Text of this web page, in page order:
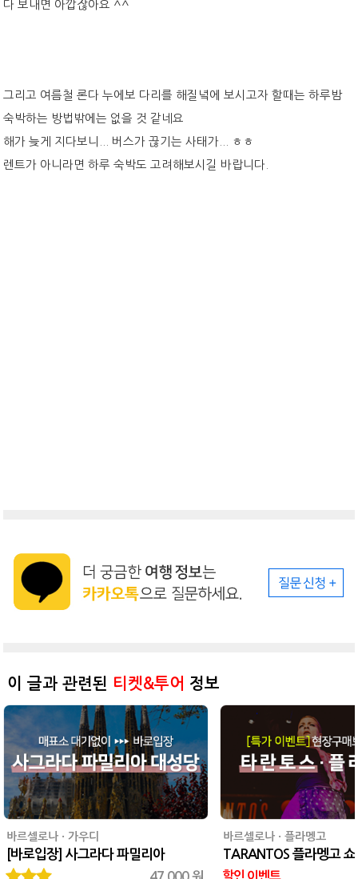
다 보내면 아깝잖아요 ^^
그리고 여름철 론다 누에보 다리를 해질녘에 보시고자 할때는 하루밤
숙박하는 방법밖에는 없을 것 같네요
해가 늦게 지다보니... 버스가 끊기는 사태가... ㅎㅎ
렌트가 아니라면 하루 숙박도 고려해보시길 바랍니다.
이 글과 관련된 티켓&투어 정보
바르셀로나 · 가우디
[바로입장] 사그라다 파밀리아
바르셀로나 · 플라멩고
TARANTOS 플라멩고 쇼
할인 이벤트